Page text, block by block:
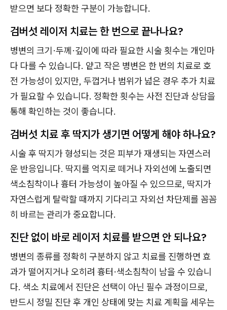
받으면 보다 정확한 구분이 가능합니다.
검버섯 레이저 치료는 한 번으로 끝나나요?
병변의 크기·두께·깊이에 따라 필요한 시술 횟수는 개인마
다 다를 수 있습니다. 얕고 작은 병변은 한 번의 치료로 호
전 가능성이 있지만, 두껍거나 범위가 넓은 경우 추가 치료
가 필요할 수 있습니다. 정확한 횟수는 사전 진단과 상담을
통해 확인하는 것이 좋습니다.
검버섯 치료 후 딱지가 생기면 어떻게 해야 하나요?
시술 후 딱지가 형성되는 것은 피부가 재생되는 자연스러
운 반응입니다. 딱지를 억지로 떼거나 자외선에 노출되면
색소침착이나 흉터 가능성이 높아질 수 있으므로, 딱지가
자연스럽게 탈락할 때까지 기다리고 자외선 차단제를 꼼꼼
히 바르는 관리가 중요합니다.
진단 없이 바로 레이저 치료를 받으면 안 되나요?
병변의 종류를 정확히 구분하지 않고 치료를 진행하면 효
과가 떨어지거나 오히려 흉터·색소침착이 남을 수 있습니
다. 색소 치료에서 진단은 선택이 아닌 필수 과정이므로,
반드시 정밀 진단 후 개인 상태에 맞는 치료 계획을 세우는